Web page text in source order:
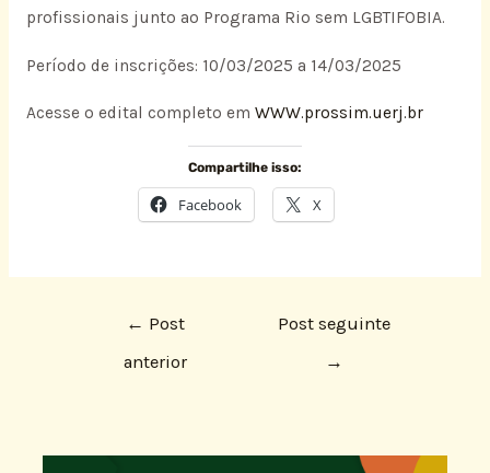
profissionais junto ao Programa Rio sem LGBTIFOBIA.
Período de inscrições: 10/03/2025 a 14/03/2025
Acesse o edital completo em WWW.prossim.uerj.br
Compartilhe isso:
Facebook X
← Post
anterior
Post seguinte
→